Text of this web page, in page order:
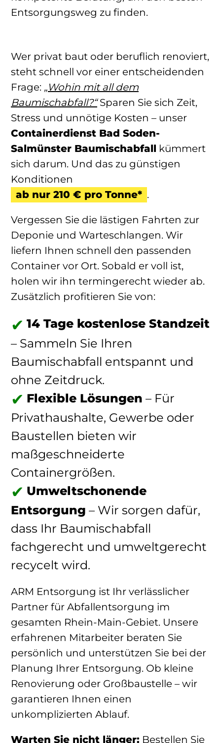
Entsorgungsweg zu finden.
Wer privat baut oder beruflich renoviert,
steht schnell vor einer entscheidenden
Frage: „Wohin mit all dem
Baumischabfall?“Sparen Sie sich Zeit,
Stress und unnötige Kosten – unser
Containerdienst Bad Soden-
Salmünster Baumischabfall kümmert
sich darum. Und das zu günstigen
Konditionen
ab nur 210 € pro Tonne* .
Vergessen Sie die lästigen Fahrten zur
Deponie und Warteschlangen. Wir
liefern Ihnen schnell den passenden
Container vor Ort. Sobald er voll ist,
holen wir ihn termingerecht wieder ab.
Zusätzlich profitieren Sie von:
14 Tage kostenlose Standzeit
– Sammeln Sie Ihren
Baumischabfall entspannt und
ohne Zeitdruck.
Flexible Lösungen – Für
Privathaushalte, Gewerbe oder
Baustellen bieten wir
maßgeschneiderte
Containergrößen.
Umweltschonende
Entsorgung – Wir sorgen dafür,
dass Ihr Baumischabfall
fachgerecht und umweltgerecht
recycelt wird.
ARM Entsorgung ist Ihr verlässlicher
Partner für Abfallentsorgung im
gesamten Rhein-Main-Gebiet. Unsere
erfahrenen Mitarbeiter beraten Sie
persönlich und unterstützen Sie bei der
Planung Ihrer Entsorgung. Ob kleine
Renovierung oder Großbaustelle – wir
garantieren Ihnen einen
unkomplizierten Ablauf.
Warten Sie nicht länger: Bestellen Sie